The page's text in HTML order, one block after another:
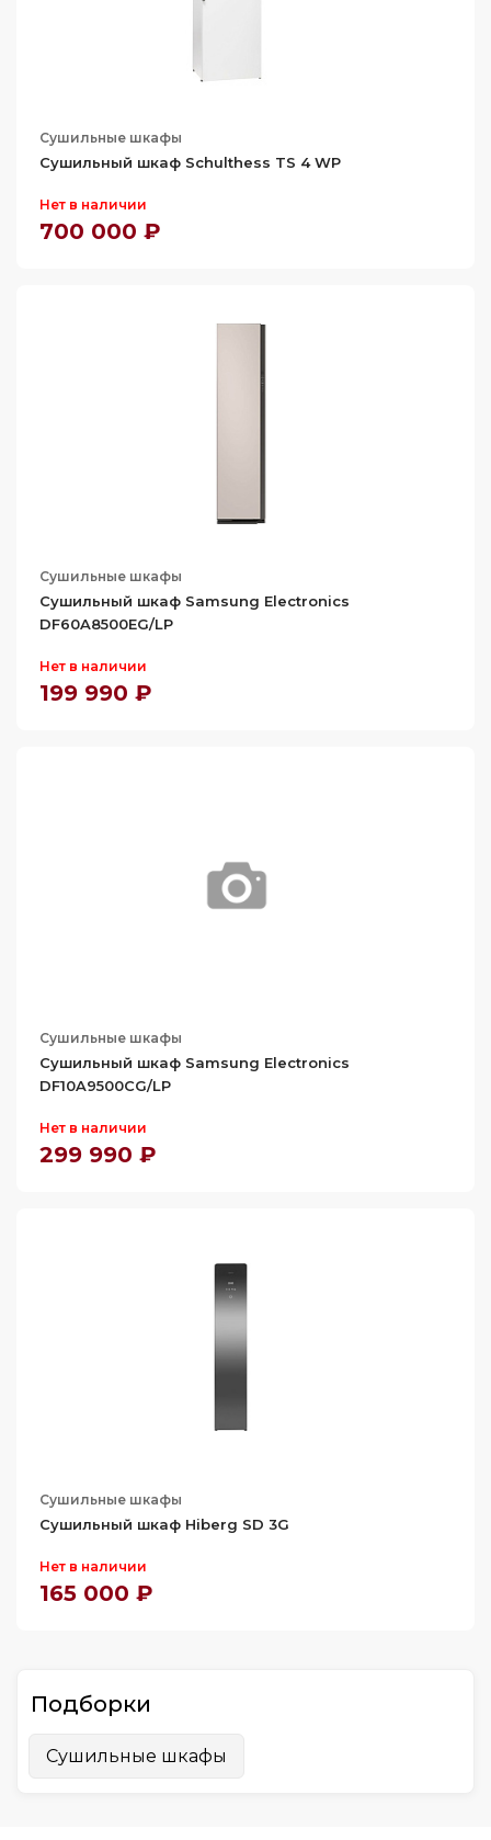
Сушильные шкафы
Сушильный шкаф Schulthess TS 4 WP
Нет в наличии
700 000 ₽
Сушильные шкафы
Сушильный шкаф Samsung Electronics
DF60A8500EG/LP
Нет в наличии
199 990 ₽
Сушильные шкафы
Сушильный шкаф Samsung Electronics
DF10A9500CG/LP
Нет в наличии
299 990 ₽
Сушильные шкафы
Сушильный шкаф Hiberg SD 3G
Нет в наличии
165 000 ₽
Подборки
Сушильные шкафы